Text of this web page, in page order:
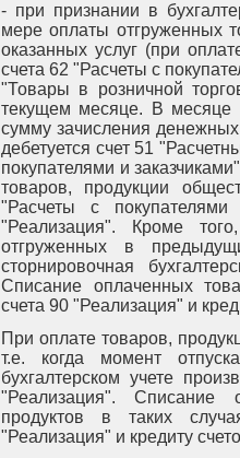
- при признании в
мере оплаты отгруженных
оказанных услуг (при
счета 62 "Расчеты с
"Товары в розничной
текущем месяце. В месяце
сумму зачисления
дебетуется счет 51
покупателями и
товаров, продукции
"Расчеты с
"Реализация". Кроме
отгруженных в
сторнировочная
Списание оплаченных
счета 90 "Реализация" и
При оплате товаров,
т.е. когда момент
бухгалтерском учете
"Реализация". Списание
продуктов в таких
"Реализация" и кредиту